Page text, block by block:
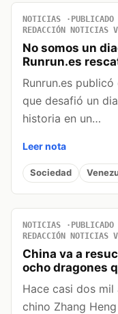
NOTICIAS
REDACCIÓN NOTICIAS
No somos un
Runrun.es
Runrun.es
que desafió un
historia en un…
Leer nota
Sociedad
NOTICIAS
REDACCIÓN NOTICIAS
China va a
ocho dragones
Hace casi dos
chino Zhang